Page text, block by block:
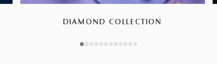
DIAMOND COLLECTION
1 2 3 4 5 6 7 8 9 10 11 12